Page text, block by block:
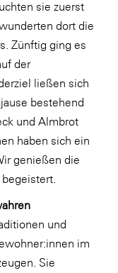
sie zuerst
dort die
Zünftig ging es
der
ließen sich
bestehend
und Almbrot
haben sich ein
genießen die
und
im
Sie